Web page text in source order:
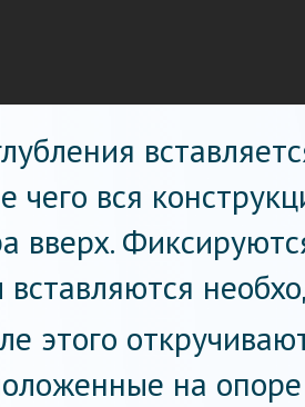
чего вся
вверх.
вставляются
этого
на